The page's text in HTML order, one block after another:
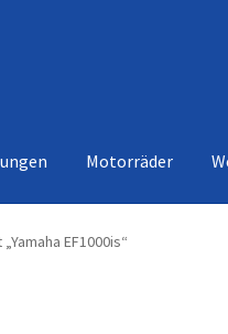
Motorräder
EF1000is“